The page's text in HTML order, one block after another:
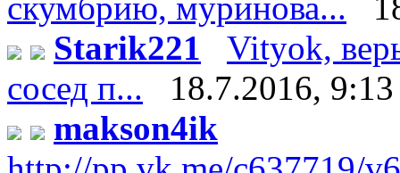
Starik221
Vityok,
сосед п...
18.7.2016, 9:13
makson4ik